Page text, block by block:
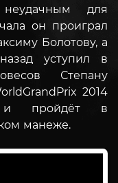
для
он проиграл
Болотову, а
уступил в
Степану
2014
и пройдёт в
манеже.